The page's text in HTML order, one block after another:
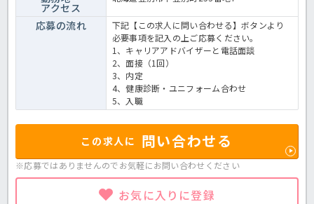
アクセス
応募の流れ
下記【この求人に問い合わせる】ボタンより
必要事項を記入の上ご応募ください。
1、キャリアアドバイザーと電話面談
2、面接（1回）
3、内定
4、健康診断・ユニフォーム合わせ
5、入職
この求人に 問い合わせる
※応募ではありませんのでお気軽にお問い合わせください
お気に入りに登録